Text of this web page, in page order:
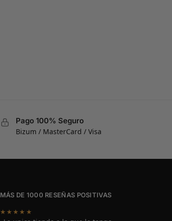
Pago 100% Seguro
Bizum / MasterCard / Visa
MÁS DE 1000 RESEÑAS POSITIVAS
★★★★★